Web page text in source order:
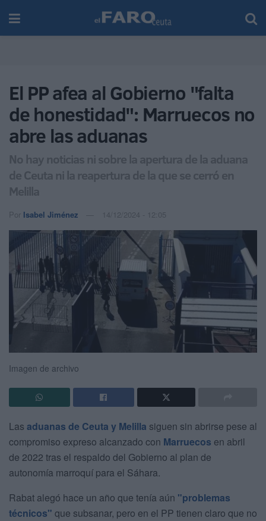
El PP afea al Gobierno "falta
de honestidad": Marruecos no
abre las aduanas
No hay noticias ni sobre la apertura de la aduana
de Ceuta ni la reapertura de la que se cerró en
Melilla
Por Isabel Jiménez 14/12/2024 - 12:05
Imagen de archivo
Las aduanas de Ceuta y Melilla siguen sin abrirse pese al
compromiso expreso alcanzado con Marruecos en abril
de 2022 tras el respaldo del Gobierno al plan de
autonomía marroquí para el Sáhara.
Rabat alegó hace un año que tenía aún "problemas
técnicos" que subsanar, pero en el PP tienen claro que no